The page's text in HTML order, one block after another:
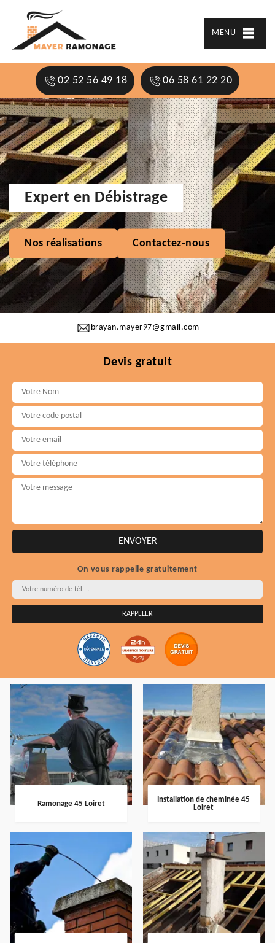
MENU
02 52 56 49 18 06 58 61 22 20
brayan.mayer97@gmail.com
Expert en Débistrage
Nos réalisations Contactez-nous
Devis gratuit
On vous rappelle gratuitement
Ramonage 45 Loiret
Installation de cheminée 45
Loiret